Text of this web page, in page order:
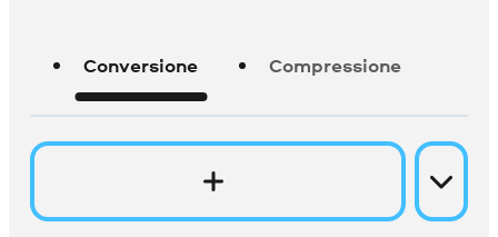
Conversione Compressione